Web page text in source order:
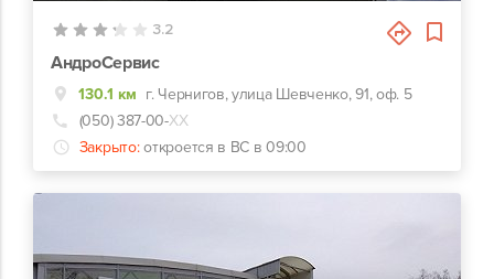
3.2
АндроСервис
130.1 км г. Чернигов, улица Шевченко, 91, оф. 5
(050) 387-00-ХХ
Закрыто: откроется в ВС в 09:00